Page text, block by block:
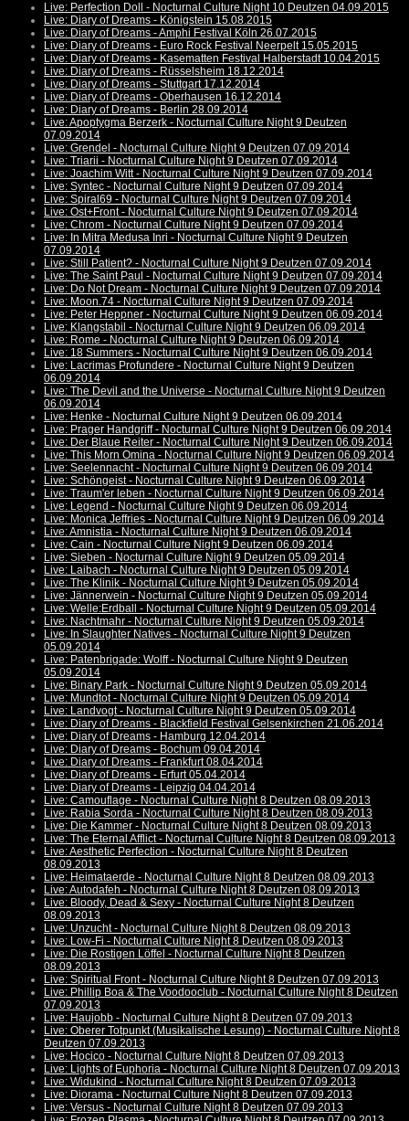
Live: Perfection Doll - Nocturnal Culture Night 10 Deutzen 04.09.2015
Live: Diary of Dreams - Königstein 15.08.2015
Live: Diary of Dreams - Amphi Festival Köln 26.07.2015
Live: Diary of Dreams - Euro Rock Festival Neerpelt 15.05.2015
Live: Diary of Dreams - Kasematten Festival Halberstadt 10.04.2015
Live: Diary of Dreams - Rüsselsheim 18.12.2014
Live: Diary of Dreams - Stuttgart 17.12.2014
Live: Diary of Dreams - Oberhausen 16.12.2014
Live: Diary of Dreams - Berlin 28.09.2014
Live: Apoptygma Berzerk - Nocturnal Culture Night 9 Deutzen
07.09.2014
Live: Grendel - Nocturnal Culture Night 9 Deutzen 07.09.2014
Live: Triarii - Nocturnal Culture Night 9 Deutzen 07.09.2014
Live: Joachim Witt - Nocturnal Culture Night 9 Deutzen 07.09.2014
Live: Syntec - Nocturnal Culture Night 9 Deutzen 07.09.2014
Live: Spiral69 - Nocturnal Culture Night 9 Deutzen 07.09.2014
Live: Ost+Front - Nocturnal Culture Night 9 Deutzen 07.09.2014
Live: Chrom - Nocturnal Culture Night 9 Deutzen 07.09.2014
Live: In Mitra Medusa Inri - Nocturnal Culture Night 9 Deutzen
07.09.2014
Live: Still Patient? - Nocturnal Culture Night 9 Deutzen 07.09.2014
Live: The Saint Paul - Nocturnal Culture Night 9 Deutzen 07.09.2014
Live: Do Not Dream - Nocturnal Culture Night 9 Deutzen 07.09.2014
Live: Moon.74 - Nocturnal Culture Night 9 Deutzen 07.09.2014
Live: Peter Heppner - Nocturnal Culture Night 9 Deutzen 06.09.2014
Live: Klangstabil - Nocturnal Culture Night 9 Deutzen 06.09.2014
Live: Rome - Nocturnal Culture Night 9 Deutzen 06.09.2014
Live: 18 Summers - Nocturnal Culture Night 9 Deutzen 06.09.2014
Live: Lacrimas Profundere - Nocturnal Culture Night 9 Deutzen
06.09.2014
Live: The Devil and the Universe - Nocturnal Culture Night 9 Deutzen
06.09.2014
Live: Henke - Nocturnal Culture Night 9 Deutzen 06.09.2014
Live: Prager Handgriff - Nocturnal Culture Night 9 Deutzen 06.09.2014
Live: Der Blaue Reiter - Nocturnal Culture Night 9 Deutzen 06.09.2014
Live: This Morn Omina - Nocturnal Culture Night 9 Deutzen 06.09.2014
Live: Seelennacht - Nocturnal Culture Night 9 Deutzen 06.09.2014
Live: Schöngeist - Nocturnal Culture Night 9 Deutzen 06.09.2014
Live: Traum'er leben - Nocturnal Culture Night 9 Deutzen 06.09.2014
Live: Legend - Nocturnal Culture Night 9 Deutzen 06.09.2014
Live: Monica Jeffries - Nocturnal Culture Night 9 Deutzen 06.09.2014
Live: Amnistia - Nocturnal Culture Night 9 Deutzen 06.09.2014
Live: Cain - Nocturnal Culture Night 9 Deutzen 06.09.2014
Live: Sieben - Nocturnal Culture Night 9 Deutzen 05.09.2014
Live: Laibach - Nocturnal Culture Night 9 Deutzen 05.09.2014
Live: The Klinik - Nocturnal Culture Night 9 Deutzen 05.09.2014
Live: Jännerwein - Nocturnal Culture Night 9 Deutzen 05.09.2014
Live: Welle:Erdball - Nocturnal Culture Night 9 Deutzen 05.09.2014
Live: Nachtmahr - Nocturnal Culture Night 9 Deutzen 05.09.2014
Live: In Slaughter Natives - Nocturnal Culture Night 9 Deutzen
05.09.2014
Live: Patenbrigade: Wolff - Nocturnal Culture Night 9 Deutzen
05.09.2014
Live: Binary Park - Nocturnal Culture Night 9 Deutzen 05.09.2014
Live: Mundtot - Nocturnal Culture Night 9 Deutzen 05.09.2014
Live: Landvogt - Nocturnal Culture Night 9 Deutzen 05.09.2014
Live: Diary of Dreams - Blackfield Festival Gelsenkirchen 21.06.2014
Live: Diary of Dreams - Hamburg 12.04.2014
Live: Diary of Dreams - Bochum 09.04.2014
Live: Diary of Dreams - Frankfurt 08.04.2014
Live: Diary of Dreams - Erfurt 05.04.2014
Live: Diary of Dreams - Leipzig 04.04.2014
Live: Camouflage - Nocturnal Culture Night 8 Deutzen 08.09.2013
Live: Rabia Sorda - Nocturnal Culture Night 8 Deutzen 08.09.2013
Live: Die Kammer - Nocturnal Culture Night 8 Deutzen 08.09.2013
Live: The Eternal Afflict - Nocturnal Culture Night 8 Deutzen 08.09.2013
Live: Aesthetic Perfection - Nocturnal Culture Night 8 Deutzen
08.09.2013
Live: Heimataerde - Nocturnal Culture Night 8 Deutzen 08.09.2013
Live: Autodafeh - Nocturnal Culture Night 8 Deutzen 08.09.2013
Live: Bloody, Dead & Sexy - Nocturnal Culture Night 8 Deutzen
08.09.2013
Live: Unzucht - Nocturnal Culture Night 8 Deutzen 08.09.2013
Live: Low-Fi - Nocturnal Culture Night 8 Deutzen 08.09.2013
Live: Die Rostigen Löffel - Nocturnal Culture Night 8 Deutzen
08.09.2013
Live: Spiritual Front - Nocturnal Culture Night 8 Deutzen 07.09.2013
Live: Phillip Boa & The Voodooclub - Nocturnal Culture Night 8 Deutzen
07.09.2013
Live: Haujobb - Nocturnal Culture Night 8 Deutzen 07.09.2013
Live: Oberer Totpunkt (Musikalische Lesung) - Nocturnal Culture Night 8
Deutzen 07.09.2013
Live: Hocico - Nocturnal Culture Night 8 Deutzen 07.09.2013
Live: Lights of Euphoria - Nocturnal Culture Night 8 Deutzen 07.09.2013
Live: Widukind - Nocturnal Culture Night 8 Deutzen 07.09.2013
Live: Diorama - Nocturnal Culture Night 8 Deutzen 07.09.2013
Live: Versus - Nocturnal Culture Night 8 Deutzen 07.09.2013